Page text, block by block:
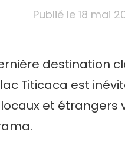
Publié le 18 mai
destination
Titicaca est
et étrangers